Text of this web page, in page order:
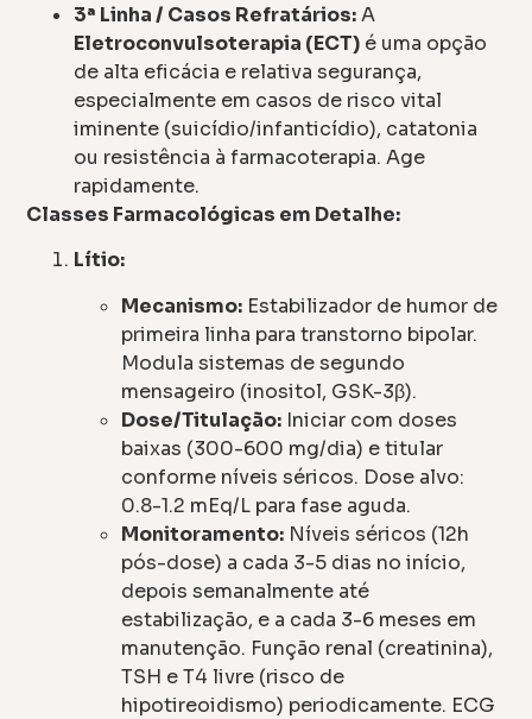
3ª Linha / Casos Refratários:A
Eletroconvulsoterapia (ECT) é uma opção
de alta eficácia e relativa segurança,
especialmente em casos de risco vital
iminente (suicídio/infanticídio), catatonia
ou resistência à farmacoterapia. Age
rapidamente.
Classes Farmacológicas em Detalhe:
Lítio:
Mecanismo: Estabilizador de humor de
primeira linha para transtorno bipolar.
Modula sistemas de segundo
mensageiro (inositol, GSK-3β).
Dose/Titulação: Iniciar com doses
baixas (300-600 mg/dia) e titular
conforme níveis séricos. Dose alvo:
0.8-1.2 mEq/L para fase aguda.
Monitoramento: Níveis séricos (12h
pós-dose) a cada 3-5 dias no início,
depois semanalmente até
estabilização, e a cada 3-6 meses em
manutenção. Função renal (creatinina),
TSH e T4 livre (risco de
hipotireoidismo) periodicamente. ECG